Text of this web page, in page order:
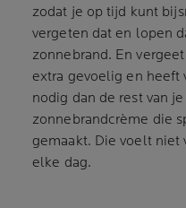
zodat je op tijd kunt
vergeten dat en lopen
zonnebrand. En
extra gevoelig en heeft
nodig dan de rest van
zonnebrandcrème die
gemaakt. Die voelt niet
elke dag.